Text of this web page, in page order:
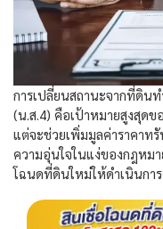
การเปลี่ยนสถานะจากที่ดิน
(น.ส.4) คือเป้าหมายสูงสุด
แต่จะช่วยเพิ่มมูลค่าราคาท
ความอุ่นใจในแง่ของกฎหม
โฉนดที่ดินใหม่ให้ดำเนินกา